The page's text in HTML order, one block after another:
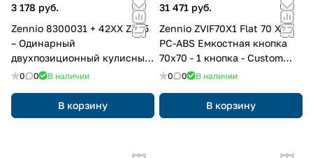
3 178 руб.
Zennio 8300031 + 42XX ZS55
– Одинарный
двухпозиционный кулисный
переключатель
0 0 В наличии
В корзину
31 471 руб.
Zennio ZVIF70X1 Flat 70 Х1.
PC-ABS Емкостная кнопка
70x70 - 1 кнопка - Custom
(рамка ZS70 не входит в
0 0 В наличии
В корзину